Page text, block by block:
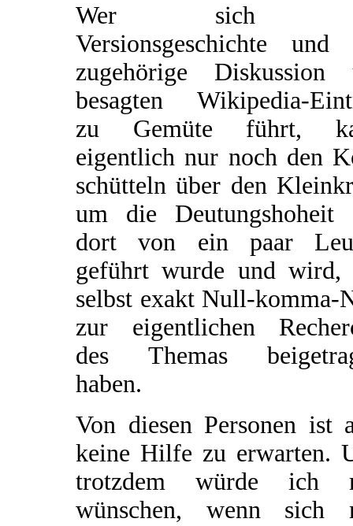
Wer sich
Versionsgeschichte und
zugehörige Diskussion
besagten Wikipedia-
zu Gemüte führt,
eigentlich nur noch den
schütteln über den
um die Deutungshoheit
dort von ein paar
geführt wurde und wird,
selbst exakt Null-komma-
zur eigentlichen
des Themas
haben.
Von diesen Personen ist
keine Hilfe zu erwarten.
trotzdem würde ich
wünschen, wenn sich